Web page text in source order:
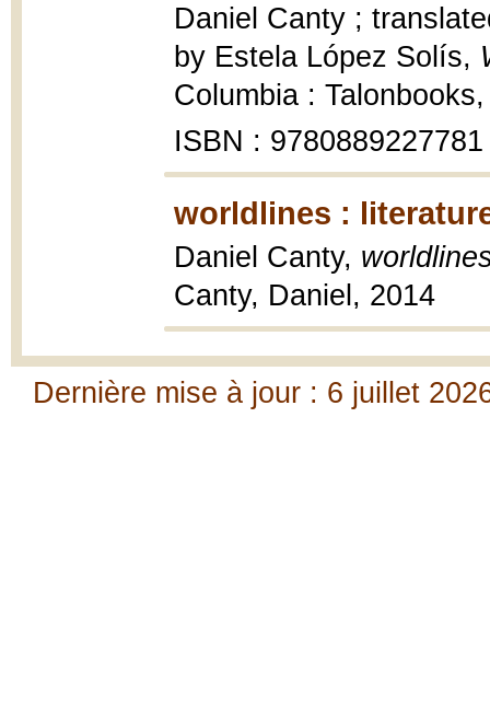
Daniel Canty ;
by Estela López Solís,
Columbia :
ISBN : 9780889227781
worldlines :
Daniel Canty,
Canty, Daniel, 2014
Dernière mise à jour : 6 juillet